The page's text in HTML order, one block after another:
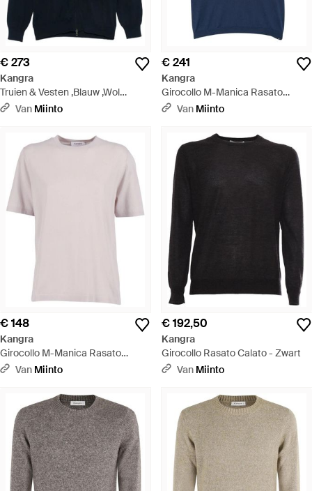
€ 273
Kangra
Truien & Vesten ,Blauw ,Wol
Giubbotto Full-Zip Rasato Calato
Van Miinto
€ 241
Kangra
Girocollo M-Manica Rasato
Calato - Blauw
Van Miinto
€ 148
Kangra
Girocollo M-Manica Rasato
Calato - Paars
Van Miinto
€ 192,50
Kangra
Girocollo Rasato Calato - Zwart
Van Miinto